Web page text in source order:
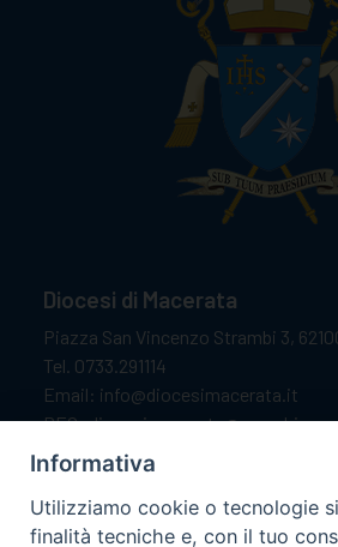
Diocesi di Macerata
Piazza San Vincenzo Strambi 3,
Tel. 0733.291114
Email: info@diocesimacerata.it
PEC:
Comunicazioni urgenti WhatsApp:
Informativa
Utilizziamo cookie o tecnologie
finalità tecniche e, con il tuo